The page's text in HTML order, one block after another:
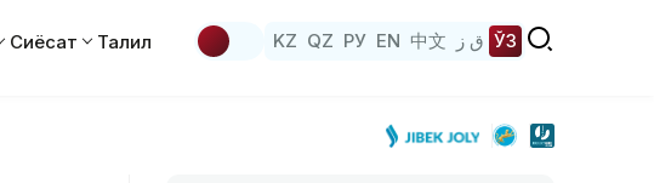
Сиёсат Таҳлил KZ QZ РУ EN 中文 ق ز ЎЗ